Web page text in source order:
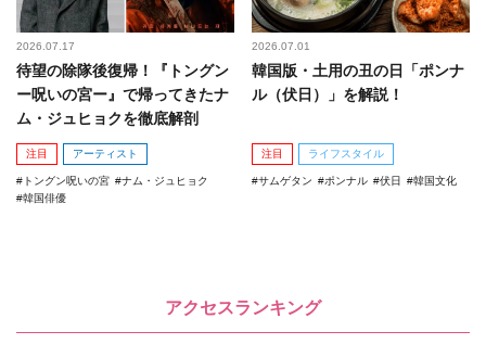
2026.07.17
待望の除隊後復帰！『トングン
ー呪いの宮ー』で帰ってきたナ
ム・ジュヒョクを徹底解剖
注目 アーティスト
トングン呪いの宮
ナム・ジュヒョク
韓国俳優
2026.07.01
韓国版・土用の丑の日「ポンナ
ル（伏日）」を解説！
注目 ライフスタイル
サムゲタン ポンナル 伏日 韓国文化
アクセスランキング